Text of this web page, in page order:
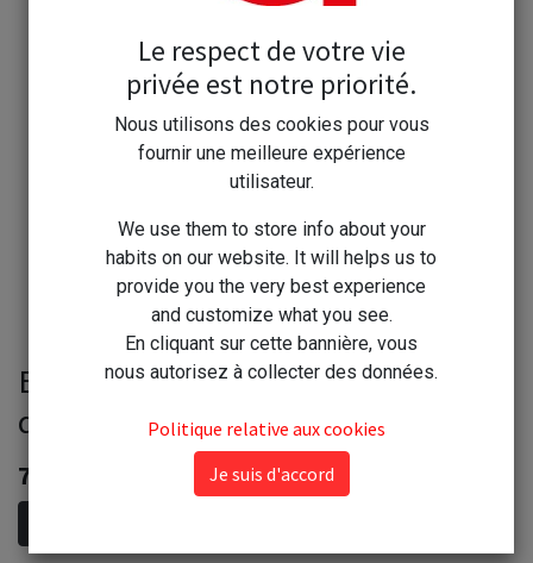
Etamine du Lys Purificateur
d'aspirateur 50g
7,80
Le respect de votre vie
privée est notre priorité.
Nous utilisons des cookies pour vous
fournir une meilleure expérience
utilisateur.
We use them to store info about your
habits on our website. It will helps us to
provide you the very best experience
and customize what you see.
En cliquant sur cette bannière, vous
nous autorisez à collecter des données.
Politique relative aux cookies
Je suis d'accord